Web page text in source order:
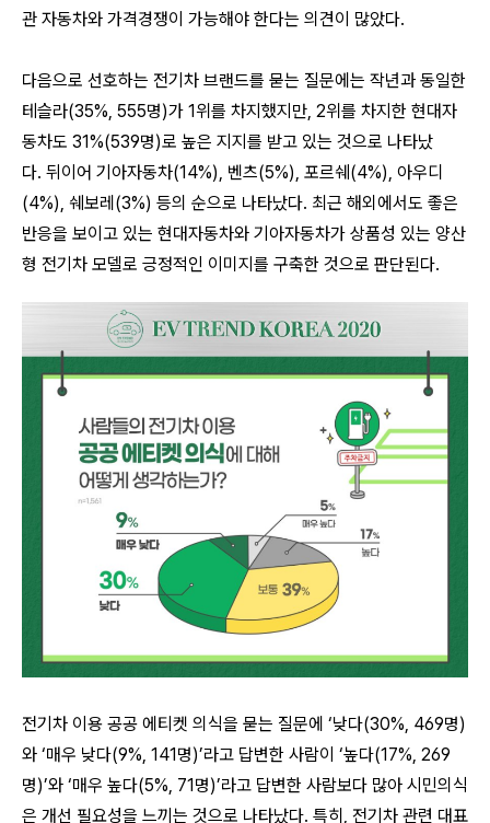
관 자동차와 가격경쟁이 가능해야 한다는 의견이 많았다.
다음으로 선호하는 전기차 브랜드를 묻는 질문에는 작년과 동일한
테슬라(35%, 555명)가 1위를 차지했지만, 2위를 차지한 현대자
동차도 31%(539명)로 높은 지지를 받고 있는 것으로 나타났
다. 뒤이어 기아자동차(14%), 벤츠(5%), 포르쉐(4%), 아우디
(4%), 쉐보레(3%) 등의 순으로 나타났다. 최근 해외에서도 좋은
반응을 보이고 있는 현대자동차와 기아자동차가 상품성 있는 양산
형 전기차 모델로 긍정적인 이미지를 구축한 것으로 판단된다.
전기차 이용 공공 에티켓 의식을 묻는 질문에 ‘낮다(30%, 469명)
와 ‘매우 낮다(9%, 141명)’라고 답변한 사람이 ‘높다(17%, 269
명)’와 ‘매우 높다(5%, 71명)’라고 답변한 사람보다 많아 시민의식
은 개선 필요성을 느끼는 것으로 나타났다. 특히, 전기차 관련 대표